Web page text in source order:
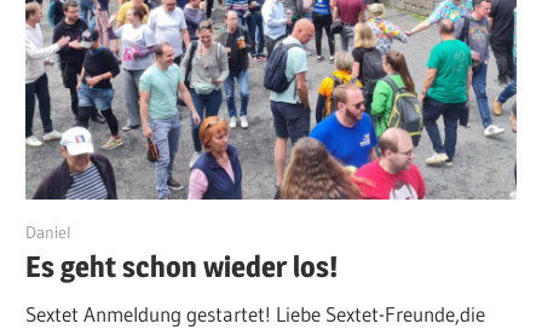
1. Mai 2025
Daniel
Es geht schon wieder los!
Sextet Anmeldung gestartet! Liebe Sextet-Freunde,die